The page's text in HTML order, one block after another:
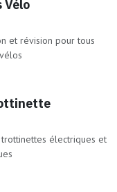
Vélo
et révision pour tous
électriques et